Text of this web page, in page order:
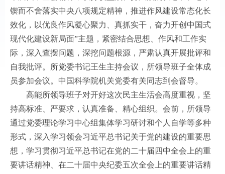
锲而不舍落实中央八项规定精神，推进作风建设常态化长
效化，以优良作风凝心聚力、真抓实干，奋力开创中国式
现代化建设新局面”主题，紧密结合思想、作风和工作实
际，深入查摆问题，深挖问题根源，严肃认真开展批评和
自我批评。所党委书记王生主持会议，所领导班子全体成
员参加会议。中国科学院机关党委有关同志到会督导。
高能所领导班子对开好这次民主生活会高度重视，坚
持高标准、严要求，认真准备、精心组织。会前，所领导
通过党委理论学习中心组集体学习研讨和个人自学等多种
形式，深入学习领会习近平总书记关于党的建设的重要思
想，学习贯彻习近平总书记在党的二十届四中全会上的重
要讲话精神、在二十届中央纪委五次全会上的重要讲话精